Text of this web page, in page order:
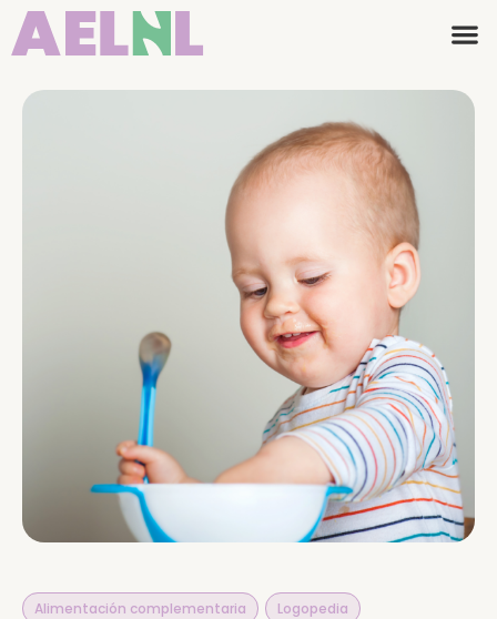
Alimentación complementaria Logopedia